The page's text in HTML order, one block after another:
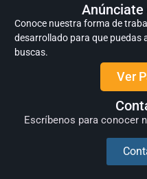
Conoce nuestra forma de
desarrollado para que puedas
buscas.
Ver
Escríbenos para conocer